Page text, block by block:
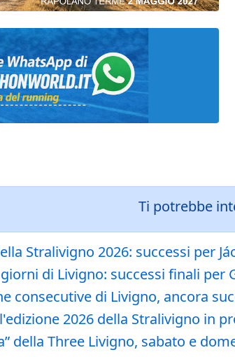
Ti potrebbe
Stralivigno 2026: successi per
di Livigno: successi finali per
consecutive di Livigno, ancora
2026 della Stralivigno in
della Three Livigno, sabato e